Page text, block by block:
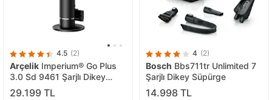
4.5 (2)
Arçelik Imperium® Go Plus
3.0 Sd 9461 Şarjlı Dikey
Süpürge
29.199 TL
4 (2)
Bosch Bbs711tr Unlimited 7
Şarjlı Dikey Süpürge
14.998 TL